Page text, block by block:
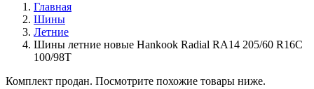
Главная
Шины
Летние
Шины летние новые Hankook Radial RA14 205/60 R16C
100/98T
Комплект продан. Посмотрите похожие товары ниже.